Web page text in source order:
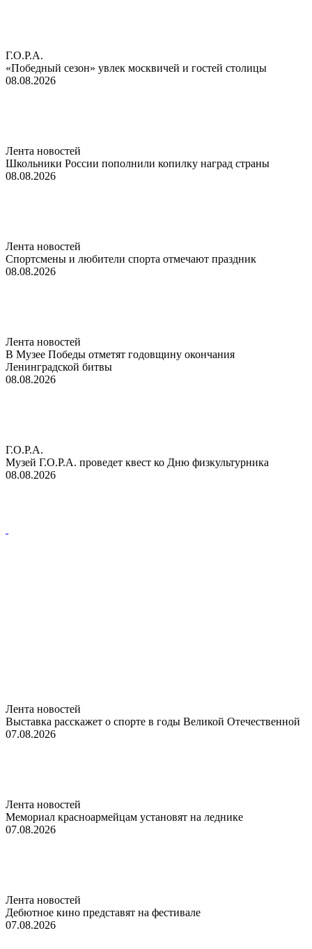
Г.О.Р.А.
«Победный сезон» увлек москвичей и гостей столицы
08.08.2026
Лента новостей
Школьники России пополнили копилку наград страны
08.08.2026
Лента новостей
Спортсмены и любители спорта отмечают праздник
08.08.2026
Лента новостей
В Музее Победы отметят годовщину окончания
Ленинградской битвы
08.08.2026
Г.О.Р.А.
Музей Г.О.Р.А. проведет квест ко Дню физкультурника
08.08.2026
Лента новостей
Выставка расскажет о спорте в годы Великой Отечественной
07.08.2026
Лента новостей
Мемориал красноармейцам установят на леднике
07.08.2026
Лента новостей
Дебютное кино представят на фестивале
07.08.2026